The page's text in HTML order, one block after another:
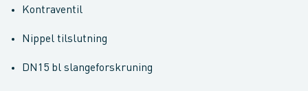
Kontraventil
Nippel tilslutning
DN15 bl slangeforskruning